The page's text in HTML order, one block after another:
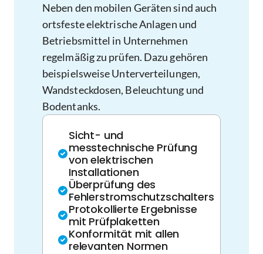
Neben den mobilen Geräten sind auch
ortsfeste elektrische Anlagen und
Betriebsmittel in Unternehmen
regelmäßig zu prüfen. Dazu gehören
beispielsweise Unterverteilungen,
Wandsteckdosen, Beleuchtung und
Bodentanks.
Sicht- und
messtechnische Prüfung
von elektrischen
Installationen
Überprüfung des
Fehlerstromschutzschalters
Protokollierte Ergebnisse
mit Prüfplaketten
Konformität mit allen
relevanten Normen